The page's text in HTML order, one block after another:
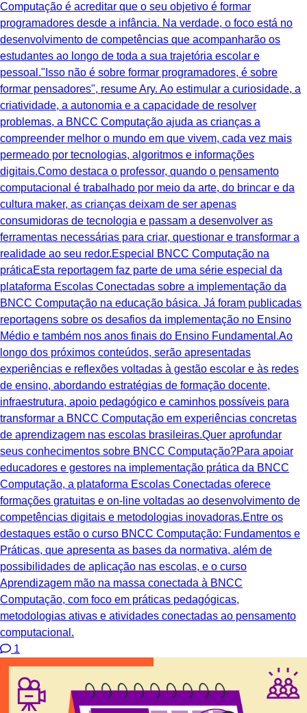
Computação é acreditar que o seu objetivo é formar
programadores desde a infância. Na verdade, o foco está no
desenvolvimento de competências que acompanharão os
estudantes ao longo de toda a sua trajetória escolar e
pessoal."Isso não é sobre formar programadores, é sobre
formar pensadores", resume Ary. Ao estimular a curiosidade, a
criatividade, a autonomia e a capacidade de resolver
problemas, a BNCC Computação ajuda as crianças a
compreender melhor o mundo em que vivem, cada vez mais
permeado por tecnologias, algoritmos e informações
digitais.Como destaca o professor, quando o pensamento
computacional é trabalhado por meio da arte, do brincar e da
cultura maker, as crianças deixam de ser apenas
consumidoras de tecnologia e passam a desenvolver as
ferramentas necessárias para criar, questionar e transformar a
realidade ao seu redor.Especial BNCC Computação na
práticaEsta reportagem faz parte de uma série especial da
plataforma Escolas Conectadas sobre a implementação da
BNCC Computação na educação básica. Já foram publicadas
reportagens sobre os desafios da implementação no Ensino
Médio e também nos anos finais do Ensino Fundamental.Ao
longo dos próximos conteúdos, serão apresentadas
experiências e reflexões voltadas à gestão escolar e às redes
de ensino, abordando estratégias de formação docente,
infraestrutura, apoio pedagógico e caminhos possíveis para
transformar a BNCC Computação em experiências concretas
de aprendizagem nas escolas brasileiras.Quer aprofundar
seus conhecimentos sobre BNCC Computação?Para apoiar
educadores e gestores na implementação prática da BNCC
Computação, a plataforma Escolas Conectadas oferece
formações gratuitas e on-line voltadas ao desenvolvimento de
competências digitais e metodologias inovadoras.Entre os
destaques estão o curso BNCC Computação: Fundamentos e
Práticas, que apresenta as bases da normativa, além de
possibilidades de aplicação nas escolas, e o curso
Aprendizagem mão na massa conectada à BNCC
Computação, com foco em práticas pedagógicas,
metodologias ativas e atividades conectadas ao pensamento
computacional.
1